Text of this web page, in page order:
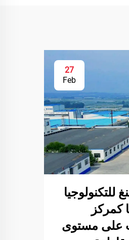
27
Feb
كمركز
على مستوى